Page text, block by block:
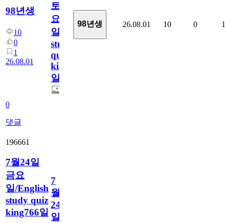
98년생
10
0
1
26.08.01
0
댓글
토
요
일/English
study
quiz
king767
일
98년생 26.08.01 10 0 1
196661
7월24일
금요
일/English
study quiz
king766일
7
월
24
일